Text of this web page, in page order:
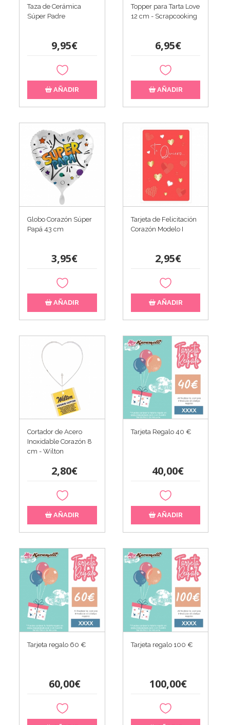
Taza de Cerámica
Súper Padre
9,95€
AÑADIR
Topper para Tarta Love
12 cm - Scrapcooking
6,95€
AÑADIR
Globo Corazón Súper
Papá 43 cm
3,95€
AÑADIR
Tarjeta de Felicitación
Corazón Modelo I
2,95€
AÑADIR
Cortador de Acero
Inoxidable Corazón 8
cm - Wilton
2,80€
AÑADIR
Tarjeta Regalo 40 €
40,00€
AÑADIR
Tarjeta regalo 60 €
60,00€
Tarjeta regalo 100 €
100,00€